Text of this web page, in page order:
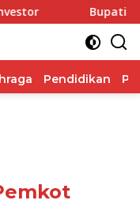
Franky Wongkar
Pendidikan